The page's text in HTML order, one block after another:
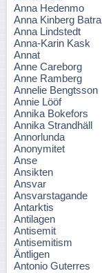
Anna Hedenmo
Anna Kinberg Batra
Anna Lindstedt
Anna-Karin Kask
Annat
Anne Careborg
Anne Ramberg
Annelie Bengtsson
Annie Lööf
Annika Bokefors
Annika Strandhäll
Annorlunda
Anonymitet
Anse
Ansikten
Ansvar
Ansvarstagande
Antarktis
Antilagen
Antisemit
Antisemitism
Äntligen
Antonio Guterres